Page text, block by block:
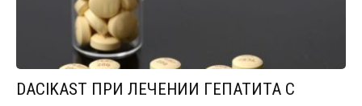
DACIKAST ПРИ ЛЕЧЕНИИ ГЕПАТИТА С